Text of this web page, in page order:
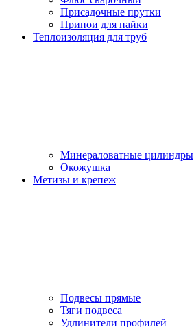
Присадочные прутки
Припои для пайки
Теплоизоляция для труб
Минераловатные цилиндры
Окожушка
Метизы и крепеж
Подвесы прямые
Тяги подвеса
Удлинители профилей